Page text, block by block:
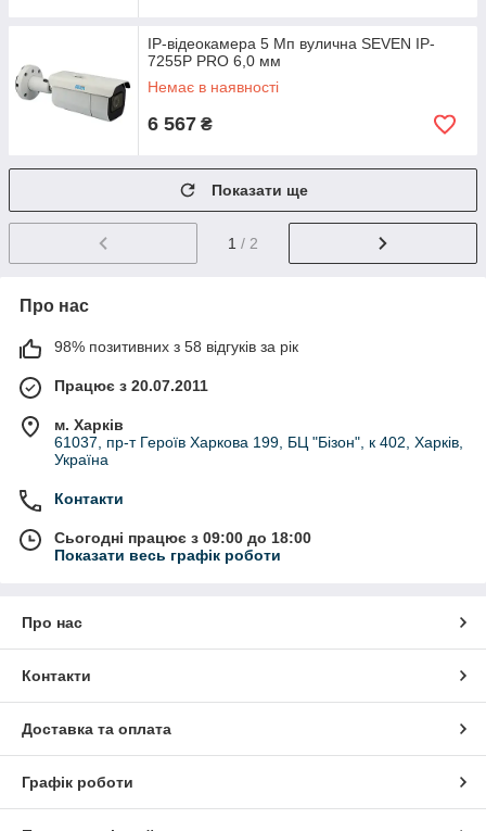
IP-відеокамера 5 Мп вулична SEVEN IP-
7255P PRO 6,0 мм
Немає в наявності
6 567 ₴
Показати ще
1 / 2
Про нас
98% позитивних з 58 відгуків за рік
Працює з 20.07.2011
м. Харків
61037, пр-т Героїв Харкова 199, БЦ "Бізон", к 402, Харків,
Україна
Контакти
Сьогодні працює з 09:00 до 18:00
Показати весь графік роботи
Про нас
Контакти
Доставка та оплата
Графік роботи